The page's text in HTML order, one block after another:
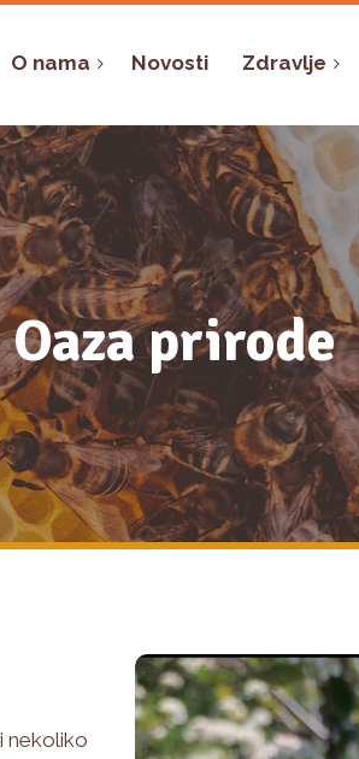
O nama Novosti Zdravlje
Oaza prirode
nekoliko